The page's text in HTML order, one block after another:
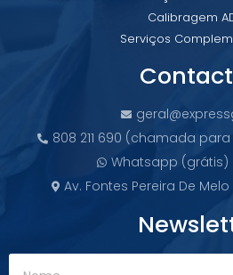
Calibragem
Serviços
808 211 690 (chamada
Whatsapp (grátis)
Av. Fontes Pereira De